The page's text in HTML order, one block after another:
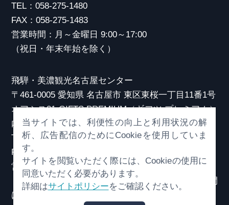
TEL：058-275-1480
FAX：058-275-1483
営業時間：月～金曜日 9:00～17:00
（祝日・年末年始を除く）
飛騨・美濃観光名古屋センター
〒461-0005 愛知県 名古屋市 東区東桜一丁目11番1号
オアシス21 GIFTS PREMIUM（ギフツ プレミアム）
内
TEL：052-253-6185
FAX：052-253-6186
営業時間：10:00～21:00
（原則、元日を除き年中無休）※観光相談対応時間
は18:30まで
当サイトでは、利便性の向上と利用状況の解
析、広告配信のためにCookieを使用していま
す。
サイトを閲覧いただく際には、Cookieの使用に
同意いただく必要があります。
詳細はサイトポリシーをご確認ください。